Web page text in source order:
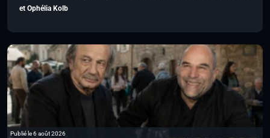
et Ophélia Kolb
Publié le 6 août 2026